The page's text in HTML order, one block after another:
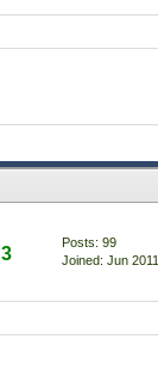
3
Posts: 99
Joined: Jun 2011